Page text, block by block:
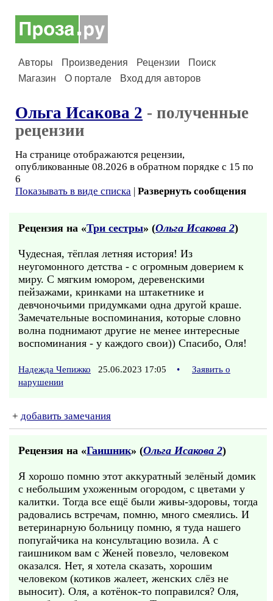
Авторы Произведения Рецензии
Поиск
Магазин
О портале Вход для авторов
Ольга Исакова 2 - полученные
рецензии
На странице отображаются рецензии,
опубликованные 08.2026 в обратном порядке с 15 по
6
Показывать в виде списка | Развернуть сообщения
Рецензия на «Три сестры» (Ольга Исакова 2)
Чудесная, тёплая летняя история! Из
неугомонного детства - с огромным доверием к
миру. С мягким юмором, деревенскими
пейзажами, кринками на штакетнике и
девчоночьими придумками одна другой краше.
Замечательные воспоминания, которые словно
волна поднимают другие не менее интересные
воспоминания - у каждого свои)) Спасибо, Оля!
Надежда Чепижко 25.06.2023 17:05 •
Заявить о
нарушении
+ добавить замечания
Рецензия на «Гаишник» (Ольга Исакова 2)
Я хорошо помню этот аккуратный зелёный домик
с небольшим ухоженным огородом, с цветами у
калитки. Тогда все ещё были живы-здоровы, тогда
радовались встречам, помню, много смеялись. И
ветеринарную больницу помню, я туда нашего
попугайчика на консультацию возила. А с
гаишником вам с Женей повезло, человеком
оказался. Нет, я хотела сказать, хорошим
человеком (котиков жалеет, женских слёз не
выносит). Оля, а котёнок-то поправился? Оля,